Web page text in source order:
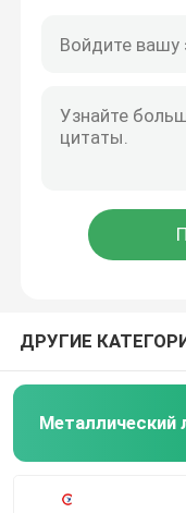
Алюминиевая
Алюминиевый
Износостойкая
Катушка из
Лезвия ножниц
ДРУГИЕ